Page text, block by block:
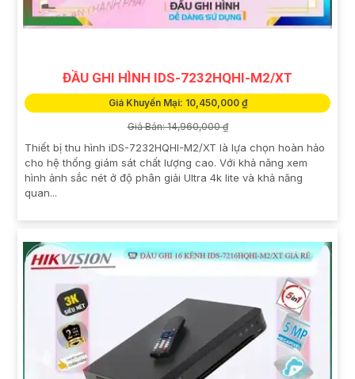
ĐẦU GHI HÌNH IDS-7232HQHI-M2/XT
Giá Khuyến Mại: 10,450,000 ₫
Giá Bán: 14,960,000 ₫
Thiết bị thu hình iDS-7232HQHI-M2/XT là lựa chọn hoàn hảo
cho hệ thống giám sát chất lượng cao. Với khả năng xem
hình ảnh sắc nét ở độ phân giải Ultra 4k lite và khả năng
quan...